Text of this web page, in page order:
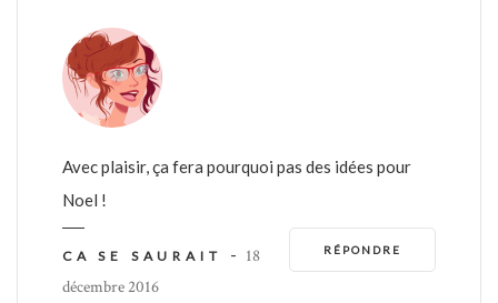
Avec plaisir, ça fera pourquoi pas des idées pour
Noel !
RÉPONDRE
CA SE SAURAIT - 18
décembre 2016